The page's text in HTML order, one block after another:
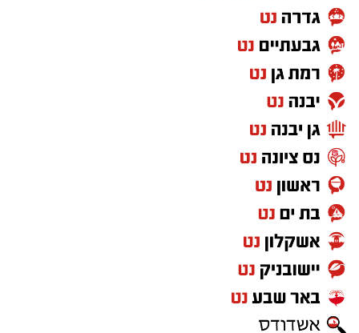
מועמד רציני. אלי לוזון שר על המציאות היומיומית,
על הקשיים ועל התחושה שמשהו כאן פשוט לא
מסתדר. עברו שנים, התחלפו ממשלות, אבל
השאלה שבכותרת? איכשהו היא עדיין נשמעת
מוכרת.
"שיר אהבה פוליטי" – חנן יובל קלאסיקה
משעשעת עם מסר רלוונטי
זוגיות ופוליטיקה אולי נשמעות כמו שני נושאים
שכדאי להרחיק זה מזה, אבל יהונתן גפן חשב
אחרת. ב"שיר אהבה פוליטי", בביצוע חנן יובל,
מערכת היחסים מקבלת טיפול דרך עולם השלטון
והמשרדים הממשלתיים. התוצאה שנונה, משעשעת
ובעיקר מזכירה לנו שלפעמים גם זוגיות יכולה